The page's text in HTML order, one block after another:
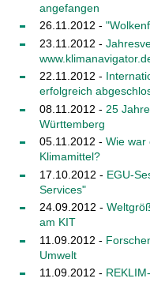
angefangen
26.11.2012 -
23.11.2012 -
22.11.2012 -
erfolgreich
08.11.2012 - 25
Württemberg
05.11.2012 - Wie war
Klimamittel?
17.10.2012 - EGU-
Services"
24.09.2012 -
am KIT
11.09.2012 -
Umwelt
11.09.2012 -